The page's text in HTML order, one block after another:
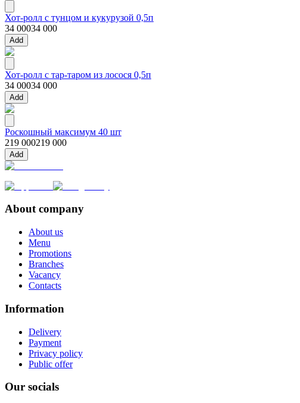
Хот-ролл с тунцом и кукурузой 0,5п
34 00034 000
Add
Хот-ролл с тар-таром из лосося 0,5п
34 00034 000
Add
Роскошный максимум 40 шт
219 000219 000
Add
About company
About us
Menu
Promotions
Branches
Vacancy
Contacts
Information
Delivery
Payment
Privacy policy
Public offer
Our socials